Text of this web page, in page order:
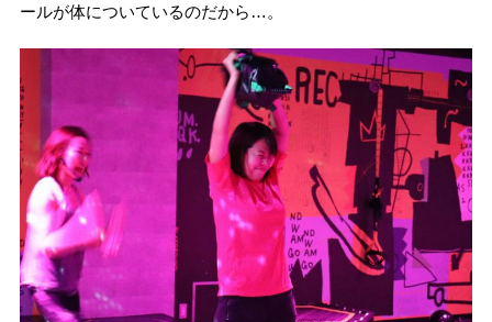
ールが体についているのだから…。